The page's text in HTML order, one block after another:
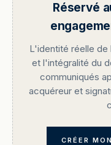
Réservé
L'identité réelle
et l'intégralité du
communiqués
acquéreur et
CRÉER